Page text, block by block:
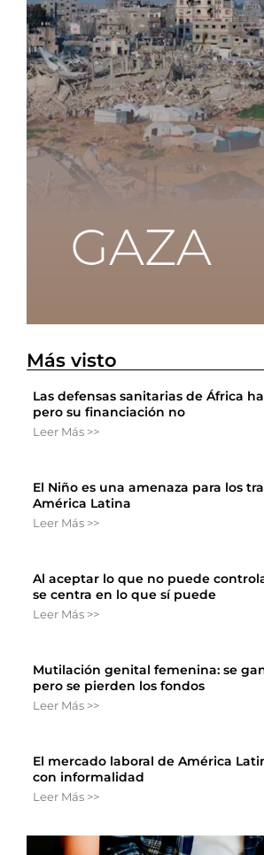
Más visto
Las defensas sanitarias de África
pero su financiación no
Leer Más >>
El Niño es una amenaza para los
América Latina
Leer Más >>
Al aceptar lo que no puede
se centra en lo que sí puede
Leer Más >>
Mutilación genital femenina: se
pero se pierden los fondos
Leer Más >>
El mercado laboral de América
con informalidad
Leer Más >>